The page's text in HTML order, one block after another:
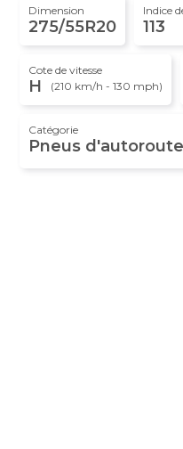
Dimension
275/55R20
Indice
113
Cote de vitesse
H (210 km/h - 130 mph)
Catégorie
Pneus d'autoroute